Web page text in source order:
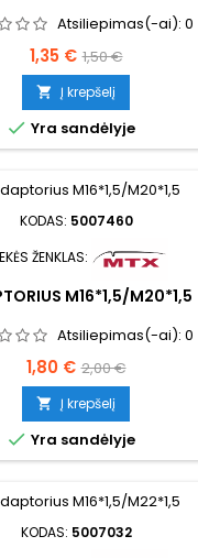
Atsiliepimas(-ai): 0
Kaina
1,35 € Bazinė
kaina
1,50 €
 Į krepšelį
 Yra sandėlyje
KODAS: 5007460
ŽENKLAS:
M16*1,5/M20*1,5
Atsiliepimas(-ai): 0
Kaina
1,80 € Bazinė
kaina
2,00 €
 Į krepšelį
 Yra sandėlyje
KODAS: 5007032